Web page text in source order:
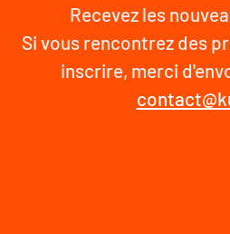
Recevez les
Si vous rencontrez des
inscrire, merci